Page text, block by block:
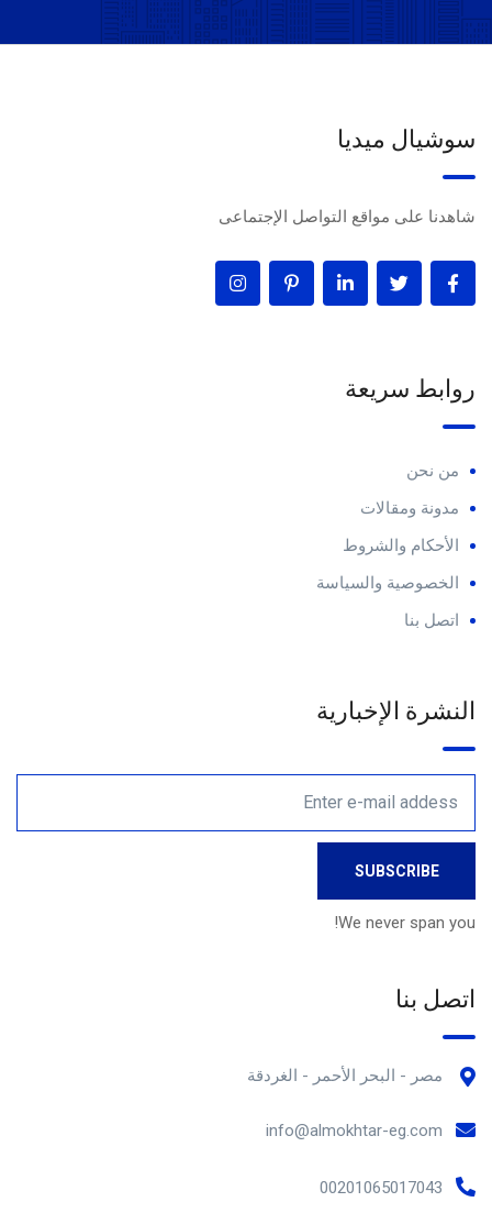
سوشيال ميديا
شاهدنا على مواقع التواصل الإجتماعى
روابط سريعة
من نحن
مدونة ومقالات
الأحكام والشروط
الخصوصية والسياسة
اتصل بنا
النشرة الإخبارية
We never span you!
اتصل بنا
مصر - البحر الأحمر - الغردقة
info@almokhtar-eg.com
00201065017043